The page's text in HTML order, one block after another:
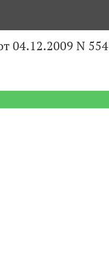
04.12.2009 N 554